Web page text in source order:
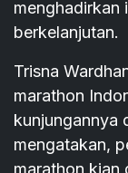
menghadirkan
berkelanjutan.
Trisna
marathon
kunjungannya
mengatakan,